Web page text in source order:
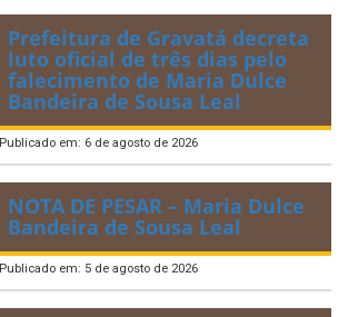
Prefeitura de Gravatá decreta
luto oficial de três dias pelo
falecimento de Maria Dulce
Bandeira de Sousa Leal
Publicado em: 6 de agosto de 2026
NOTA DE PESAR – Maria Dulce
Bandeira de Sousa Leal
Publicado em: 5 de agosto de 2026